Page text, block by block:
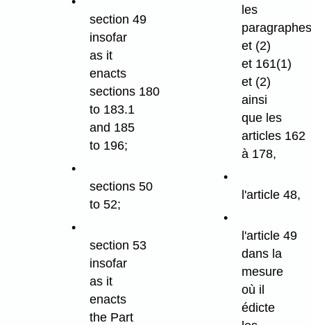
section 49
insofar
as it
enacts
sections 180
to 183.1
and 185
to 196;
sections 50
to 52;
section 53
insofar
as it
enacts
the Part
les
et (2)
et 161(1)
et (2)
ainsi
que les
articles 162
à 178,
l'article 48,
l'article 49
dans la
mesure
où il
édicte